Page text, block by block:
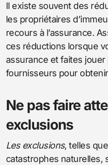
Il existe souvent des
les propriétaires
recours à l’assurance.
ces réductions lorsque
assurance et faites
fournisseurs pour
Ne pas faire
exclusions
Les exclusions, telles
catastrophes naturelles,